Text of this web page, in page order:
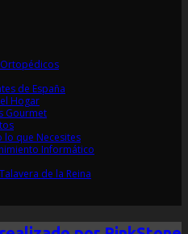
de España
Hogar
Gourmet
lo que Necesites
Informático
de la Reina